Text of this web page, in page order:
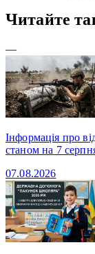
Читайте
—
Інформація про
станом на 7
07.08.2026